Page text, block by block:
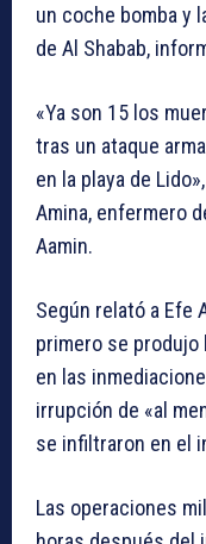
un coche bomba y
de Al Shabab,
«Ya son 15 los
tras un ataque
en la playa de
Amina, enfermero
Aamin.
Según relató a Efe
primero se produjo
en las
irrupción de «al
se infiltraron en el
Las operaciones